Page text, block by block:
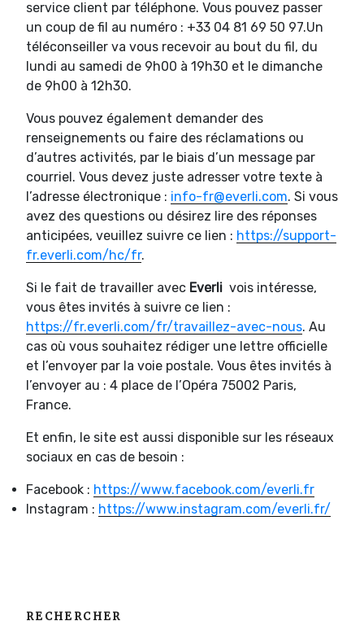
service client par téléphone. Vous pouvez passer
un coup de fil au numéro : +33 04 81 69 50 97.Un
téléconseiller va vous recevoir au bout du fil, du
lundi au samedi de 9h00 à 19h30 et le dimanche
de 9h00 à 12h30.
Vous pouvez également demander des
renseignements ou faire des réclamations ou
d’autres activités, par le biais d’un message par
courriel. Vous devez juste adresser votre texte à
l’adresse électronique : info-fr@everli.com. Si vous
avez des questions ou désirez lire des réponses
anticipées, veuillez suivre ce lien : https://support-
fr.everli.com/hc/fr.
Si le fait de travailler avec Everli vois intéresse,
vous êtes invités à suivre ce lien :
https://fr.everli.com/fr/travaillez-avec-nous. Au
cas où vous souhaitez rédiger une lettre officielle
et l’envoyer par la voie postale. Vous êtes invités à
l’envoyer au : 4 place de l’Opéra 75002 Paris,
France.
Et enfin, le site est aussi disponible sur les réseaux
sociaux en cas de besoin :
Facebook : https://www.facebook.com/everli.fr
Instagram : https://www.instagram.com/everli.fr/
RECHERCHER